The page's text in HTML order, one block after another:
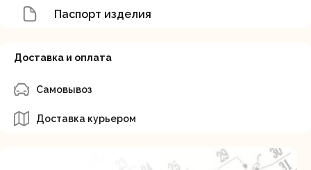
Паспорт изделия
Доставка и оплата
Самовывоз
Доставка курьером